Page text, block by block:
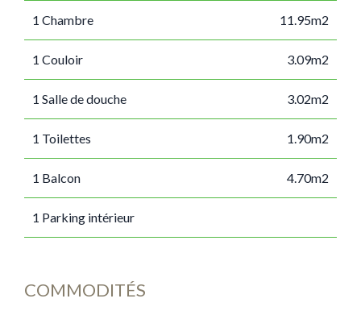
1 Chambre 11.95m2
1 Couloir 3.09m2
1 Salle de douche 3.02m2
1 Toilettes 1.90m2
1 Balcon 4.70m2
1 Parking intérieur
COMMODITÉS